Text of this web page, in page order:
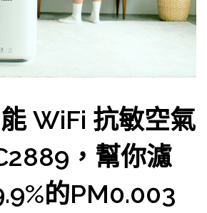
WiFi 抗敏空氣
，幫你濾
的PM0.003